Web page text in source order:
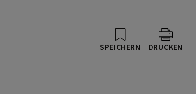
SPEICHERN DRUCKEN